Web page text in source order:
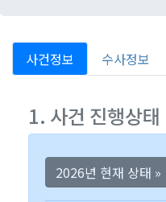
사건정보 수사정보
1. 사건 진행상태
2026년 현재 상태 »